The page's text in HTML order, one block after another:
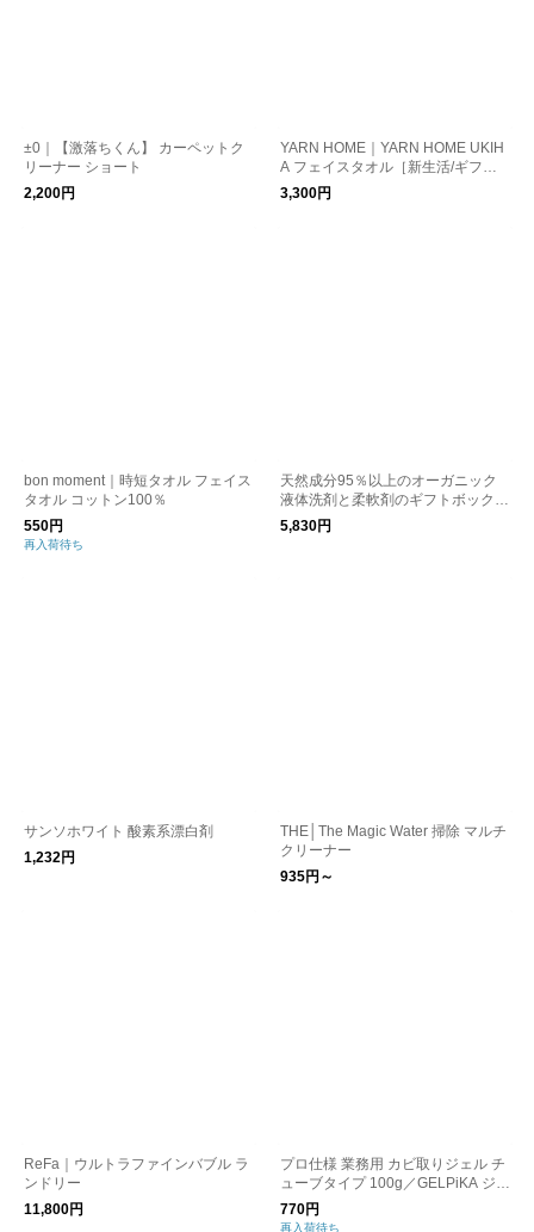
±0｜【激落ちくん】 カーペットク
リーナー ショート
2,200円
YARN HOME｜YARN HOME UKIH
A フェイスタオル［新生活/ギフ
ト］
3,300円
bon moment｜時短タオル フェイス
タオル コットン100％
550円
再入荷待ち
天然成分95％以上のオーガニック
液体洗剤と柔軟剤のギフトボックス
セット
5,830円
サンソホワイト 酸素系漂白剤
1,232円
THE│The Magic Water 掃除 マルチ
クリーナー
935円～
ReFa｜ウルトラファインバブル ラ
ンドリー
11,800円
プロ仕様 業務用 カビ取りジェル チ
ューブタイプ 100g／GELPiKA ジェ
ルピカ
770円
再入荷待ち